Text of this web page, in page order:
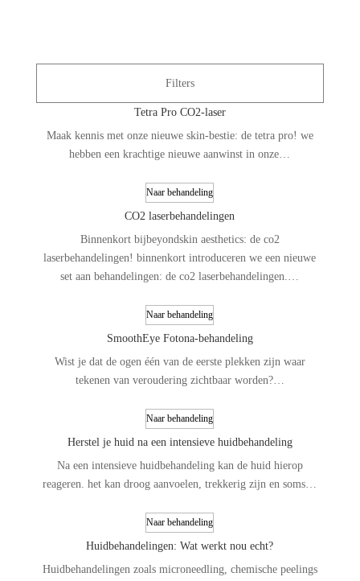
Filters
Tetra Pro CO2-laser
Maak kennis met onze nieuwe skin-bestie: de tetra pro! we
hebben een krachtige nieuwe aanwinst in onze…
Naar behandeling
CO2 laserbehandelingen
Binnenkort bijbeyondskin aesthetics: de co2
laserbehandelingen! binnenkort introduceren we een nieuwe
set aan behandelingen: de co2 laserbehandelingen.…
Naar behandeling
SmoothEye Fotona-behandeling
Wist je dat de ogen één van de eerste plekken zijn waar
tekenen van veroudering zichtbaar worden?…
Naar behandeling
Herstel je huid na een intensieve huidbehandeling
Na een intensieve huidbehandeling kan de huid hierop
reageren. het kan droog aanvoelen, trekkerig zijn en soms…
Naar behandeling
Huidbehandelingen: Wat werkt nou echt?
Huidbehandelingen zoals microneedling, chemische peelings